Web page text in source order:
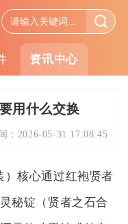
资讯中心
用什么交换
： 2026-05-31 17:08:45
）核心通过红袍贤者
秘锭（贤者之石合